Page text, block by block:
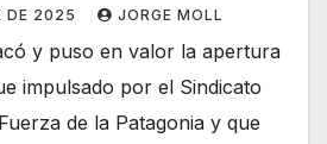
DE 2025 JORGE MOLL
y puso en valor la apertura
impulsado por el Sindicato
de la Patagonia y que